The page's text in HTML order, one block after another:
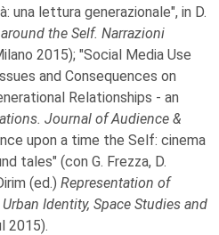
una lettura generazionale", in D.
the Self. Narrazioni
2015); "Social Media Use
and Consequences on
Relationships - an
Journal of Audience &
upon a time the Self: cinema
tales" (con G. Frezza, D.
(ed.) Representation of
Identity, Space Studies and
2015).